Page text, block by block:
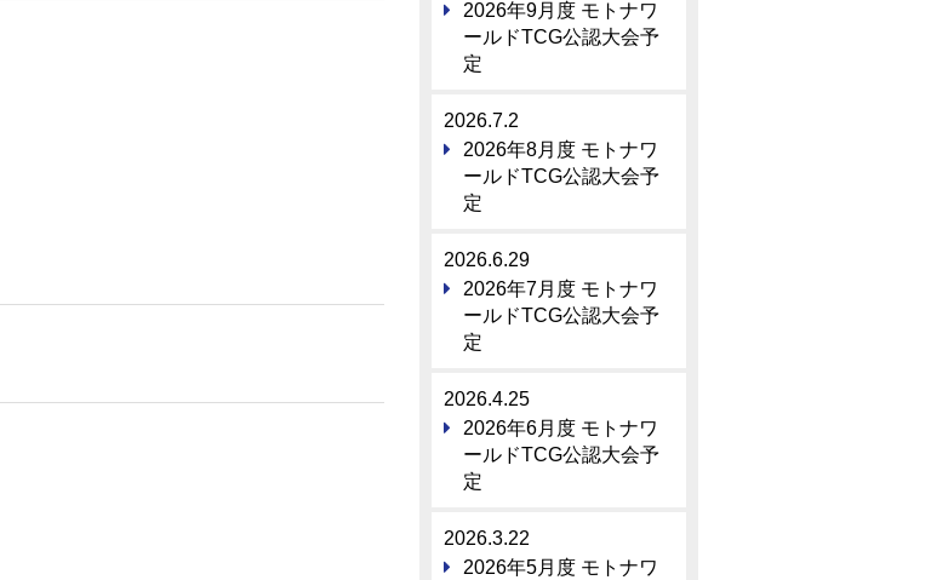
2026年9月度 モトナワ
ールドTCG公認大会予
定
2026.7.2
2026年8月度 モトナワ
ールドTCG公認大会予
定
2026.6.29
2026年7月度 モトナワ
ールドTCG公認大会予
定
2026.4.25
2026年6月度 モトナワ
ールドTCG公認大会予
定
2026.3.22
2026年5月度 モトナワ